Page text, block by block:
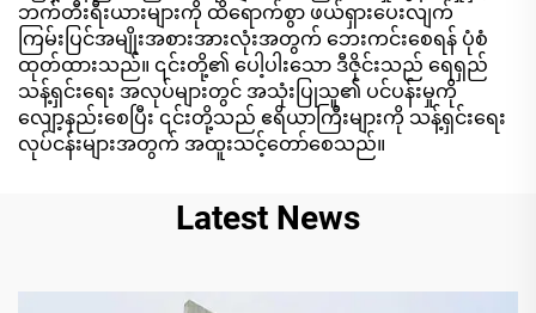
ဘက်တီးရီးယားများကို ထိရောက်စွာ ဖယ်ရှားပေးလျက်
ကြမ်းပြင်အမျိုးအစားအားလုံးအတွက် ဘေးကင်းစေရန် ပုံစံ
ထုတ်ထားသည်။ ၎င်းတို့၏ ပေါ့ပါးသော ဒီဇိုင်းသည် ရေရှည်
သန့်ရှင်းရေး အလုပ်များတွင် အသုံးပြုသူ၏ ပင်ပန်းမှုကို
လျော့နည်းစေပြီး ၎င်းတို့သည် ဧရိယာကြီးများကို သန့်ရှင်းရေး
လုပ်ငန်းများအတွက် အထူးသင့်တော်စေသည်။
Latest News